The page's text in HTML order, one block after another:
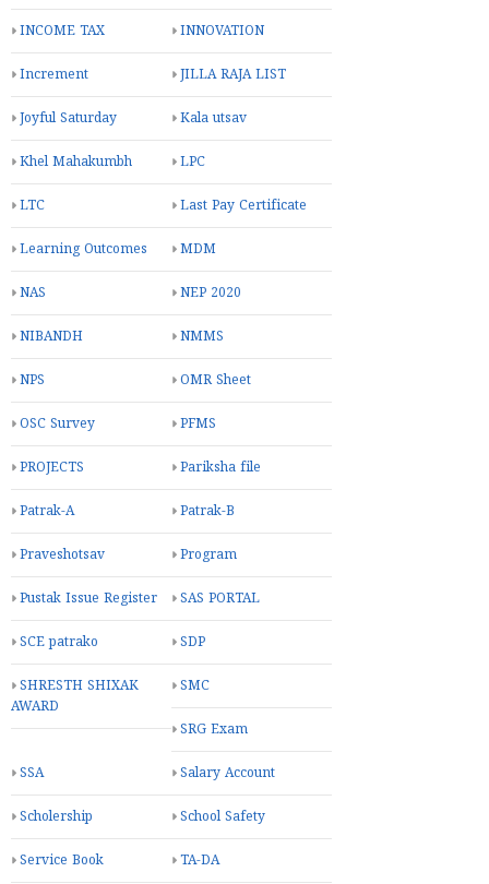
INCOME TAX INNOVATION
Increment JILLA RAJA LIST
Joyful Saturday Kala utsav
Khel Mahakumbh LPC
LTC Last Pay Certificate
Learning Outcomes MDM
NAS NEP 2020
NIBANDH NMMS
NPS OMR Sheet
OSC Survey PFMS
PROJECTS Pariksha file
Patrak-A Patrak-B
Praveshotsav Program
Pustak Issue Register SAS PORTAL
SCE patrako SDP
SHRESTH SHIXAK
AWARD
SMC
SRG Exam
SSA Salary Account
Scholership School Safety
Service Book TA-DA